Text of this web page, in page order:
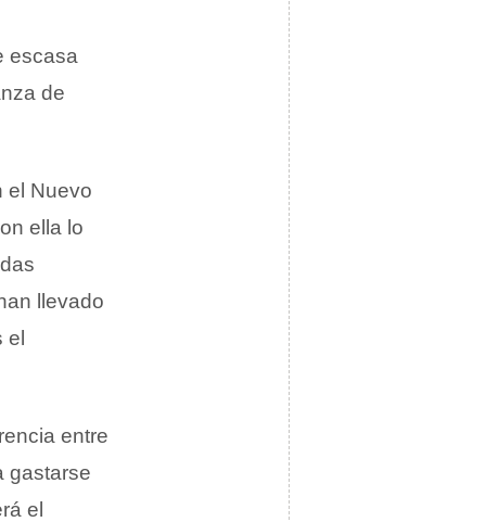
escasa
de
el Nuevo
ella lo
llevado
entre
gastarse
el